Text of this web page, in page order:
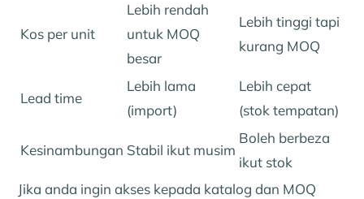
Kos per unit
Lebih rendah
untuk MOQ
besar
Lebih tinggi tapi
kurang MOQ
Lead time
Lebih lama
(import)
Lebih cepat
(stok tempatan)
Kesinambungan Stabil ikut musim
Boleh berbeza
ikut stok
Jika anda ingin akses kepada katalog dan MOQ